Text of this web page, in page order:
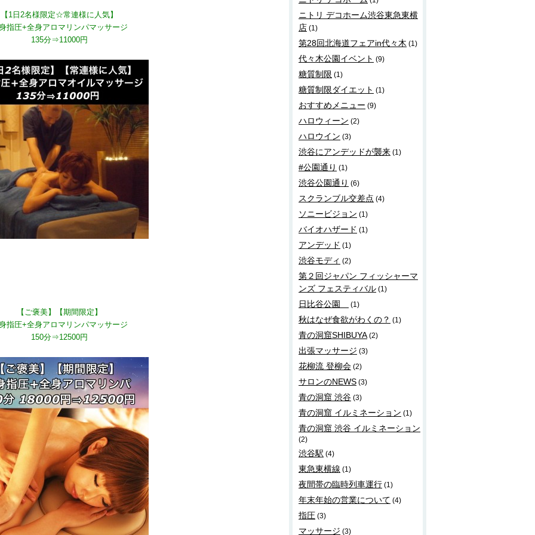
【1日2名様限定☆常連様に人気】
指圧+全身アロマリンパマッサージ
135分⇒11000円
【ご褒美】【期間限定】
指圧+全身アロマリンパマッサージ
150分⇒12500円
ニトリ デコホーム渋谷東急東横
店 (1)
第28回北海道フェアin代々木 (1)
代々木公園イベント (9)
糖質制限 (1)
糖質制限ダイエット (1)
おすすめメニュー (9)
ハロウィーン (2)
ハロウイン (3)
渋谷にアンデッドが襲来 (1)
#公園通り (1)
渋谷公園通り (6)
スクランブル交差点 (4)
ソニービジョン (1)
バイオハザード (1)
アンデッド (1)
渋谷モディ (2)
第２回ジャパン フィッシャーマ
ンズ フェスティバル (1)
日比谷公園 (1)
秋はなぜ食欲がわくの？ (1)
青の洞窟SHIBUYA(2)
出張マッサージ (3)
花柳流 登柳会 (2)
サロンのNEWS (3)
青の洞窟 渋谷 (3)
青の洞窟 イルミネーション (1)
青の洞窟 渋谷 イルミネーション
(2)
渋谷駅 (4)
東急東横線 (1)
夜間帯の臨時列車運行 (1)
年末年始の営業について (4)
指圧 (3)
マッサージ (3)